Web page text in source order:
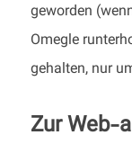
geworden
Omegle
gehalten, nur
Zur Web-